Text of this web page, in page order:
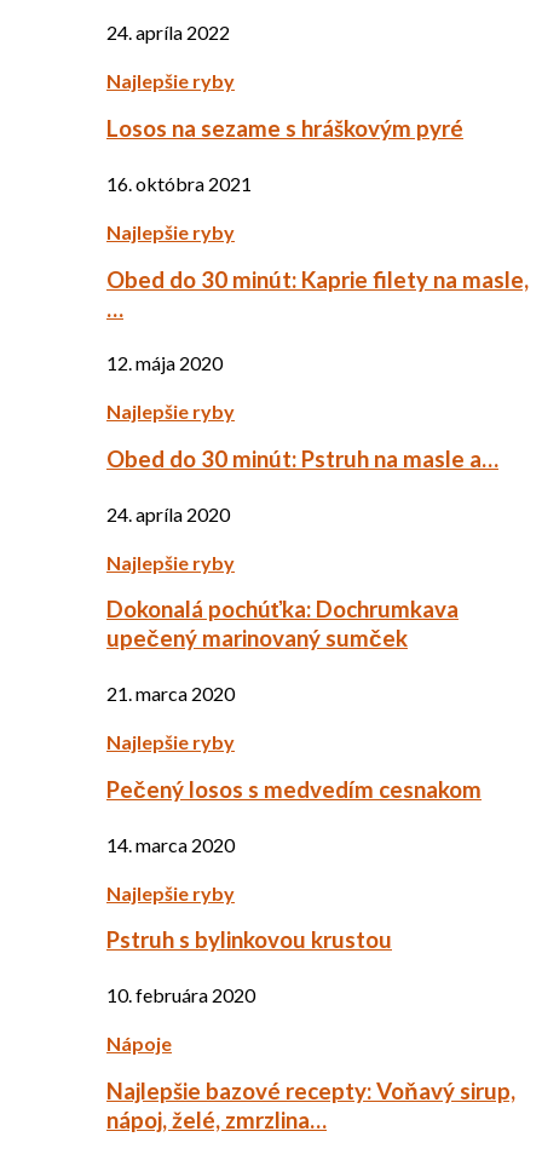
24. apríla 2022
Najlepšie ryby
Losos na sezame s hráškovým pyré
16. októbra 2021
Najlepšie ryby
Obed do 30 minút: Kaprie filety na masle,
…
12. mája 2020
Najlepšie ryby
Obed do 30 minút: Pstruh na masle a…
24. apríla 2020
Najlepšie ryby
Dokonalá pochúťka: Dochrumkava
upečený marinovaný sumček
21. marca 2020
Najlepšie ryby
Pečený losos s medvedím cesnakom
14. marca 2020
Najlepšie ryby
Pstruh s bylinkovou krustou
10. februára 2020
Nápoje
Najlepšie bazové recepty: Voňavý sirup,
nápoj, želé, zmrzlina…